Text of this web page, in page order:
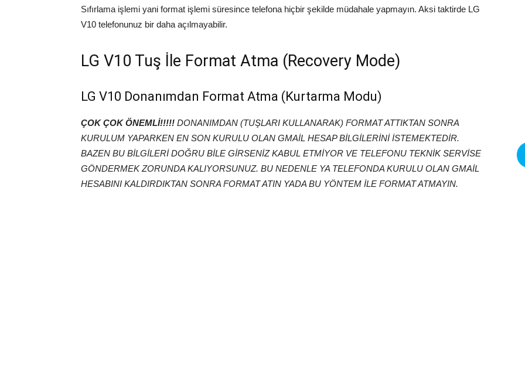
Sıfırlama işlemi yani format işlemi süresince telefona hiçbir şekilde müdahale yapmayın. Aksi taktirde LG
V10 telefonunuz bir daha açılmayabilir.
LG V10 Tuş İle Format Atma (Recovery Mode)
LG V10 Donanımdan Format Atma (Kurtarma Modu)
ÇOK ÇOK ÖNEMLİ!!!!! DONANIMDAN (TUŞLARI KULLANARAK) FORMAT ATTIKTAN SONRA
KURULUM YAPARKEN EN SON KURULU OLAN GMAİL HESAP BİLGİLERİNİ İSTEMEKTEDİR.
BAZEN BU BİLGİLERİ DOĞRU BİLE GİRSENİZ KABUL ETMİYOR VE TELEFONU TEKNİK SERVİSE
GÖNDERMEK ZORUNDA KALIYORSUNUZ. BU NEDENLE YA TELEFONDA KURULU OLAN GMAİL
HESABINI KALDIRDIKTAN SONRA FORMAT ATIN YADA BU YÖNTEM İLE FORMAT ATMAYIN.